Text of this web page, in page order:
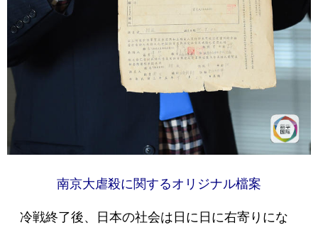
南京大虐殺に関するオリジナル檔案
冷戦終了後、日本の社会は日に日に右寄りにな